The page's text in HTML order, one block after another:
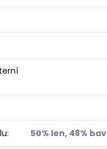
: 50% len, 48%